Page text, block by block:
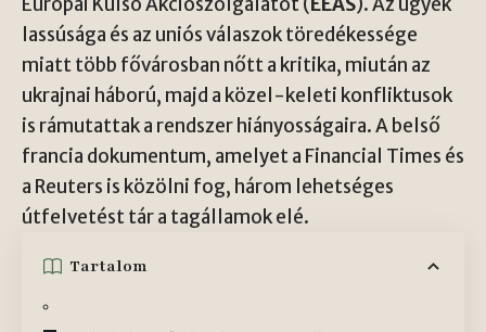
lassúsága és az uniós válaszok töredékessége
miatt több fővárosban nőtt a kritika, miután az
ukrajnai háború, majd a közel-keleti konfliktusok
is rámutattak a rendszer hiányosságaira. A belső
francia dokumentum, amelyet a Financial Times és
a Reuters is közölni fog, három lehetséges
útfelvetést tár a tagállamok elé.
Tartalom